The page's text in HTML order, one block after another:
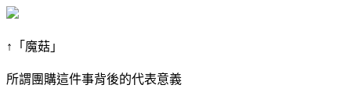
↑「魔菇」
所謂團購這件事背後的代表意義